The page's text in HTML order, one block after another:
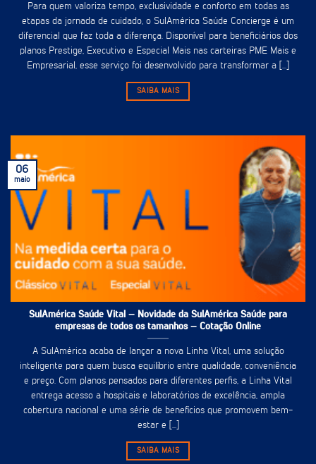
Para quem valoriza tempo, exclusividade e conforto em todas as
etapas da jornada de cuidado, o SulAmérica Saúde Concierge é um
diferencial que faz toda a diferença. Disponível para beneficiários dos
planos Prestige, Executivo e Especial Mais nas carteiras PME Mais e
Empresarial, esse serviço foi desenvolvido para transformar a [...]
SAIBA MAIS
SulAmérica Saúde Vital – Novidade da SulAmérica Saúde para
empresas de todos os tamanhos – Cotação Online
A SulAmérica acaba de lançar a nova Linha Vital, uma solução
inteligente para quem busca equilíbrio entre qualidade, conveniência
e preço. Com planos pensados para diferentes perfis, a Linha Vital
entrega acesso a hospitais e laboratórios de excelência, ampla
cobertura nacional e uma série de benefícios que promovem bem-
estar e [...]
SAIBA MAIS
06
maio